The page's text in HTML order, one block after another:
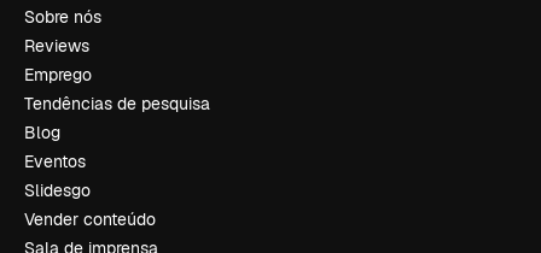
Sobre nós
Reviews
Emprego
Tendências de pesquisa
Blog
Eventos
Slidesgo
Vender conteúdo
Sala de imprensa